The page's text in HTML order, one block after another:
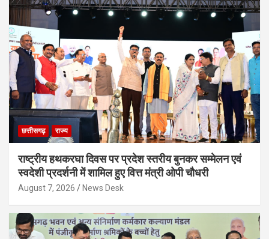
छत्तीसगढ़ राज्य
राष्ट्रीय हथकरघा दिवस पर प्रदेश स्तरीय बुनकर सम्मेलन एवं
स्वदेशी प्रदर्शनी में शामिल हुए वित्त मंत्री ओपी चौधरी
August 7, 2026 News Desk